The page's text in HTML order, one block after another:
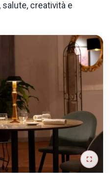
creatività e